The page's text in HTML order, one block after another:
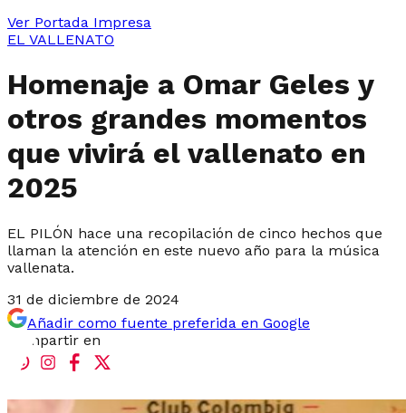
Ver Portada Impresa
EL VALLENATO
Homenaje a Omar Geles y
otros grandes momentos
que vivirá el vallenato en
2025
EL PILÓN hace una recopilación de cinco hechos que
llaman la atención en este nuevo año para la música
vallenata.
31 de diciembre de 2024
Añadir como fuente preferida en Google
Compartir en